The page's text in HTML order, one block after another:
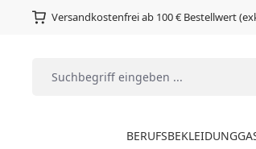
Versandkostenfrei ab 100 € Bestellwert
BERUFSBEKLEIDUNG